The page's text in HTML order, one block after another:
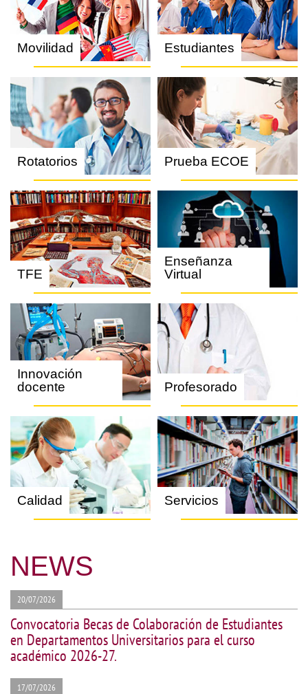
Movilidad Estudiantes
Rotatorios Prueba ECOE
TFE
Enseñanza
Virtual
Innovación
docente
Profesorado
Calidad Servicios
NEWS
20/07/2026
Convocatoria Becas de Colaboración de Estudiantes
en Departamentos Universitarios para el curso
académico 2026-27.
17/07/2026